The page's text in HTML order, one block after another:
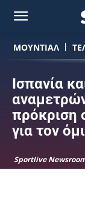
ΜΟΥΝΤΙΆΛ
Ισπανία
πρόκριση
για τον
Sportlive